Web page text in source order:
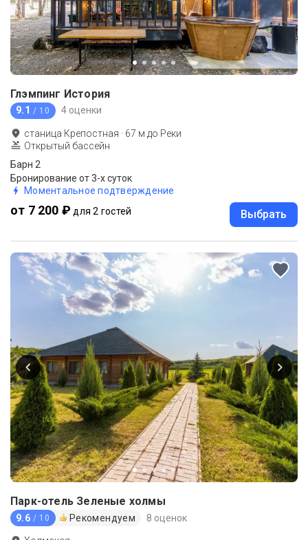
Глэмпинг История
9.1 / 10 4 оценки
станица Крепостная · 67 м до Реки
Открытый бассейн
Барн 2
Бронирование от 3-х суток
Моментальное подтверждение
от 7 200 ₽ для 2 гостей Выбрать
Парк-отель Зеленые холмы
9.6 / 10 Рекомендуем 8 оценок